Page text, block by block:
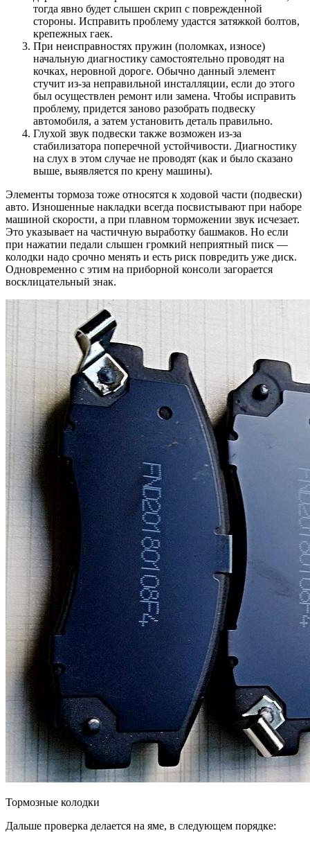
тогда явно будет слышен скрип с поврежденной
стороны. Исправить проблему удастся затяжкой болтов,
крепежных гаек.
При неисправностях пружин (поломках, износе)
начальную диагностику самостоятельно проводят на
кочках, неровной дороге. Обычно данный элемент
стучит из‐за неправильной инсталляции, если до этого
был осуществлен ремонт или замена. Чтобы исправить
проблему, придется заново разобрать подвеску
автомобиля, а затем установить деталь правильно.
Глухой звук подвески также возможен из-за
стабилизатора поперечной устойчивости. Диагностику
на слух в этом случае не проводят (как и было сказано
выше, выявляется по крену машины).
Элементы тормоза тоже относятся к ходовой части (подвески)
авто. Изношенные накладки всегда посвистывают при наборе
машиной скорости, а при плавном торможении звук исчезает.
Это указывает на частичную выработку башмаков. Но если
при нажатии педали слышен громкий неприятный писк —
колодки надо срочно менять и есть риск повредить уже диск.
Одновременно с этим на приборной консоли загорается
восклицательный знак.
Тормозные колодки
Дальше проверка делается на яме, в следующем порядке: